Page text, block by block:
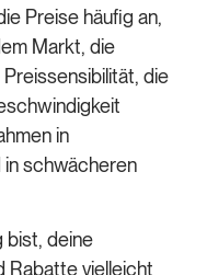
Preise häufig an,
Markt, die
die
in
in schwächeren
bist, deine
Rabatte vielleicht